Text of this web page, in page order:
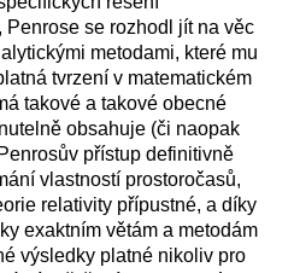
se rozhodl jít na věc
metodami, které mu
tvrzení v matematickém
takové a takové obecné
obsahuje (či naopak
přístup definitivně
vlastností prostoročasů,
relativity přípustné, a díky
exaktním větám a metodám
výsledky platné nikoliv pro